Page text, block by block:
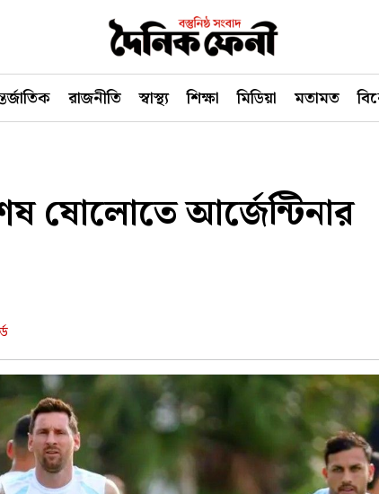
রাজনীতি স্বাস্থ্য শিক্ষা মিডিয়া মতামত
ষোলোতে আর্জেন্টিনার